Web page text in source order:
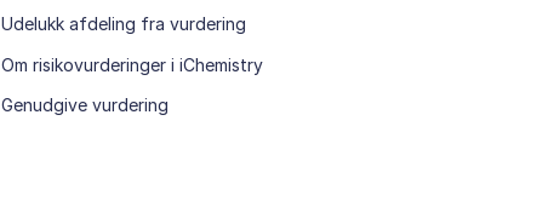
Udelukk afdeling fra vurdering
Om risikovurderinger i iChemistry
Genudgive vurdering